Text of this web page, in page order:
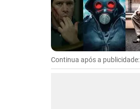
Continua após a publicidade: